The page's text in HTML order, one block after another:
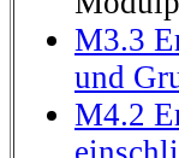
M3.3
und
M4.2